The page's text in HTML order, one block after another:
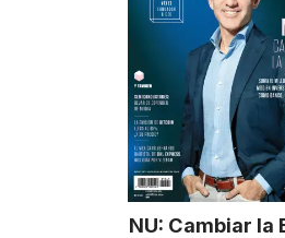
NU: Cambiar la